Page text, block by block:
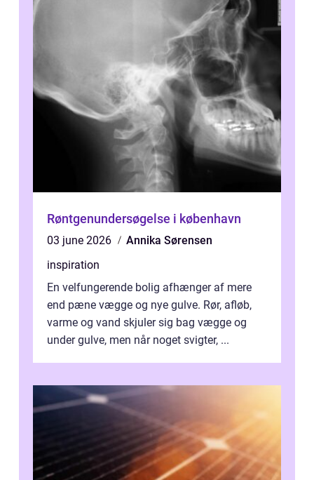
Røntgenundersøgelse i københavn
03 june 2026
Annika Sørensen
inspiration
En velfungerende bolig afhænger af mere
end pæne vægge og nye gulve. Rør, afløb,
varme og vand skjuler sig bag vægge og
under gulve, men når noget svigter, ...